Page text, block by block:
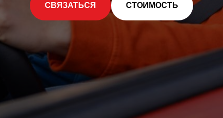
СВЯЗАТЬСЯ СТОИМОСТЬ